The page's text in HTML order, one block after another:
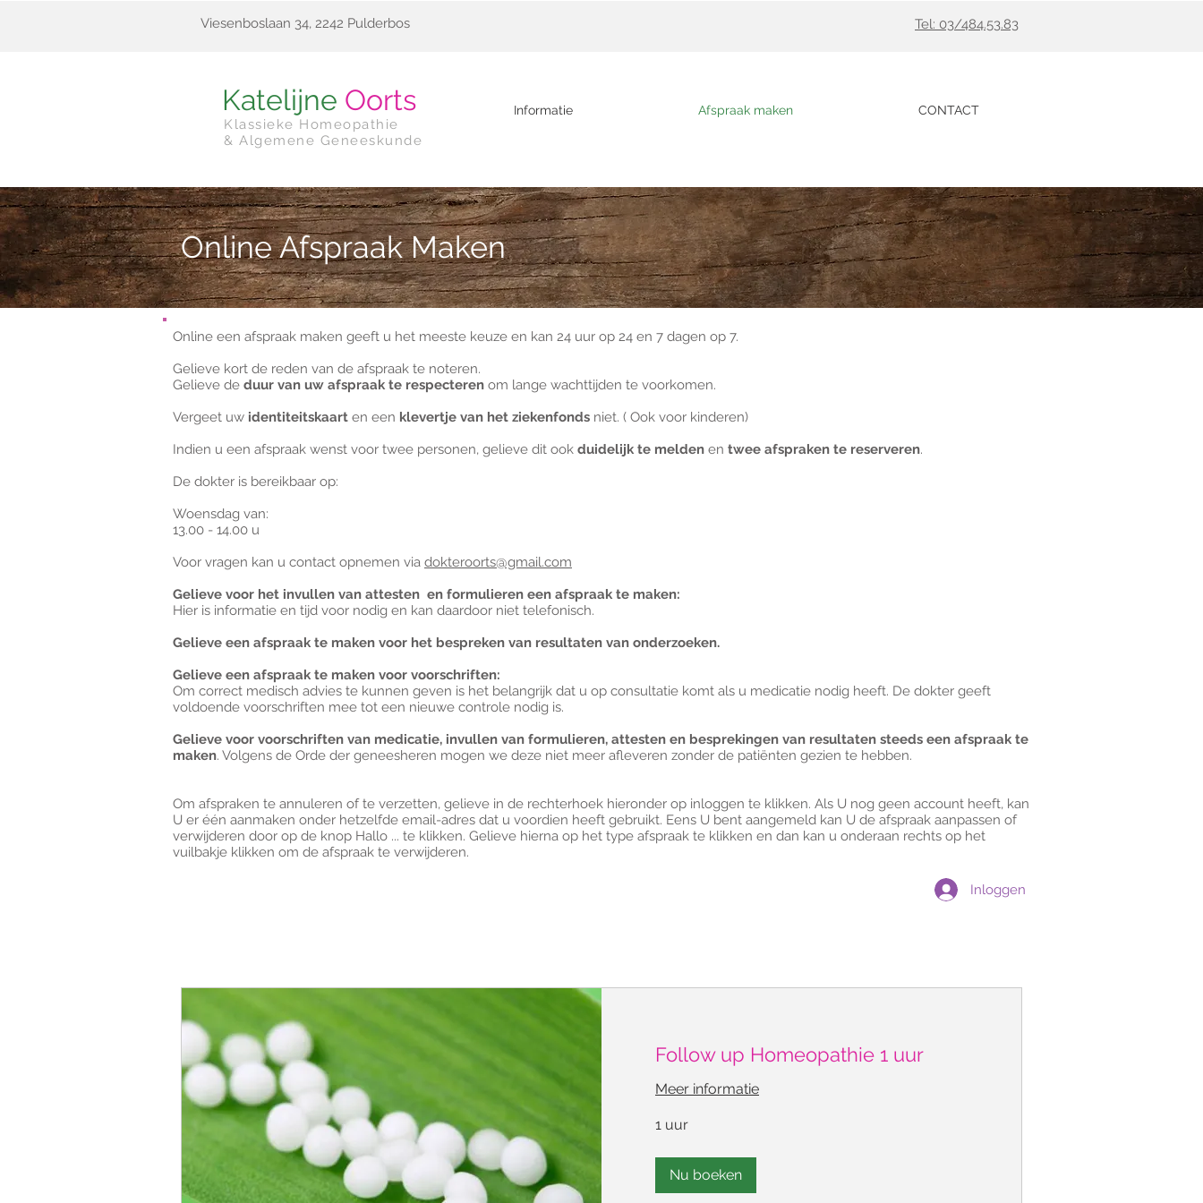
Viesenboslaan 34, 2242 Pulderbos Tel: 03/484.53.83
Katelijne Oorts
Klassieke Homeopathie
& Algemene Geneeskunde
Informatie Afspraak maken CONTACT
Online Afspraak Maken
Online een afspraak maken geeft u het meeste keuze en kan 24 uur op 24 en 7 dagen op 7.
Gelieve kort de reden van de afspraak te noteren.
Gelieve de duur van uw afspraak te respecteren om lange wachttijden te voorkomen.
Vergeet uw identiteitskaart en een klevertje van het ziekenfonds niet. ( Ook voor kinderen)
Indien u een afspraak wenst voor twee personen, gelieve dit ook duidelijk te melden en twee afspraken te reserveren.​
De dokter is bereikbaar op:
Woensdag van:
13.00 - 14.00 u
Voor vragen kan u contact opnemen via dokteroorts@gmail.com
Gelieve voor het invullen van attesten en formulieren een afspraak te maken:
Hier is informatie en tijd voor nodig en kan daardoor niet telefonisch.
Gelieve een afspraak te maken voor het bespreken van resultaten van onderzoeken.
Gelieve een afspraak te maken voor voorschriften:
Om correct medisch advies te kunnen geven is het belangrijk dat u op consultatie komt als u medicatie nodig heeft. De dokter geeft
voldoende voorschriften mee tot een nieuwe controle nodig is.
Gelieve voor voorschriften van medicatie, invullen van formulieren, attesten en besprekingen van resultaten steeds een afspraak te
maken. Volgens de Orde der geneesheren mogen we deze niet meer afleveren zonder de patiënten gezien te hebben.
Om afspraken te annuleren of te verzetten, gelieve in de rechterhoek hieronder op inloggen te klikken. Als U nog geen account heeft, kan
U er één aanmaken onder hetzelfde email-adres dat u voordien heeft gebruikt. Eens U bent aangemeld kan U de afspraak aanpassen of
verwijderen door op de knop Hallo ... te klikken. Gelieve hierna op het type afspraak te klikken en dan kan u onderaan rechts op het
vuilbakje klikken om de afspraak te verwijderen.
Follow up Homeopathie 1 uur
Meer informatie
1 uur
Nu boeken
Inloggen